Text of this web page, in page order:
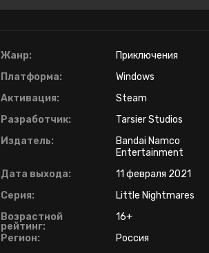
Жанр:
Приключения
Платформа:
Windows
Активация:
Steam
Разработчик:
Tarsier Studios
Издатель:
Bandai Namco
Entertainment
Дата выхода:
11 февраля 2021
Серия:
Little Nightmares
Возрастной
рейтинг:
16+
Регион:
Россия